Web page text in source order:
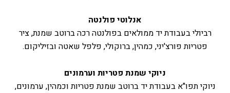
אנלוטי פולנטה
רביולי בעבודת יד ממולאים בפולנטה רכה ברוטב שמנת, ציר
פטריות פורצ'יני, כמהין, ברוקולי, פלפל שאטה ובזיליקום.
ניוקי שמנת פטריות וערמונים
ניוקי תפו"א בעבודת יד ברוטב שמנת פטריות וכמהין, ערמונים,